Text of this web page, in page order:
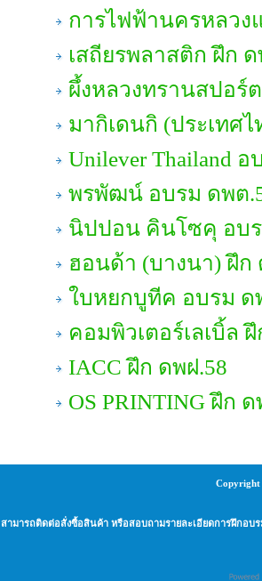
การไฟฟ้านครหลว
เสถียรพลาสติก ฝึก ด
ผึ้งหลวงทรานสปอร์
มากิเดนกิ (ประเทศไ
Unilever Thailand
พรพัฒน์ อบรม ดพต
นิปปอน คินโซคุ อบ
ฮอนด้า (บางนา) ฝึก
ใบหยกบูทีค อบรม ด
คอมพิวเตอร์เลเบิ้ล
IACC ฝึก ดพฝ.58
OS PRINTING ฝึก
Copyright
สามารถติดต่อสั่งซื้อสินค้า หรือสอบถามรายละเอียดการฝึกอบ